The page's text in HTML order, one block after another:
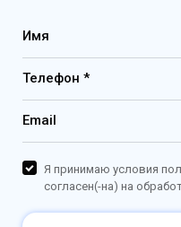
Имя
Телефон *
Email
Я принимаю условия
согласен(-на) на